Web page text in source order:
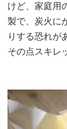
けど、家庭用
製で、炭火に
りする恐れが
その点スキレ